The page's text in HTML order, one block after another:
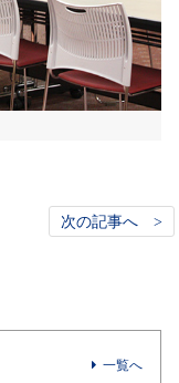
次の記事へ >
一覧へ